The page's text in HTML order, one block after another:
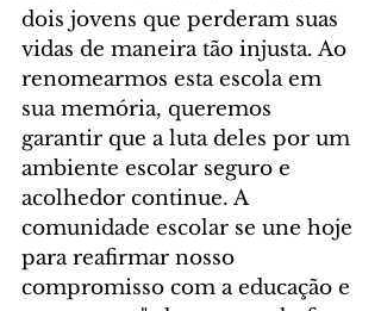
dois jovens que perderam suas
vidas de maneira tão injusta. Ao
renomearmos esta escola em
sua memória, queremos
garantir que a luta deles por um
ambiente escolar seguro e
acolhedor continue. A
comunidade escolar se une hoje
para reafirmar nosso
compromisso com a educação e